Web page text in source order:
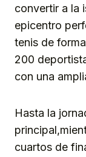
convertir a la
epicentro
tenis de
200
con una
Hasta la
cuartos de